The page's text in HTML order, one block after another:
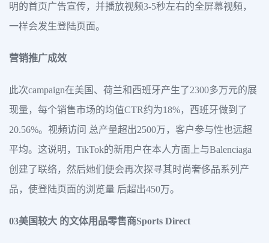
明的首页广告宣传，并播放视频3-5秒左右的全屏幕视頻，
一样会发生登陆页面。
营销推广成效
此次campaign在美国、荷兰和西班牙产生了2300多万元的展
现量，每个销售市场的均值CTR约为18%，西班牙做到了
20.56%。视頻访问 总产量超出2500万，客户参与性也远超
平均。这说明，TikTok的新用户在本人方面上与Balenciaga
创建了联络，然后她们便会再次探寻其时尚奢侈品系列产
品，使登陆页面的浏览量 后超出450万。
03美国较大 的文体用品零售商Sports Direct